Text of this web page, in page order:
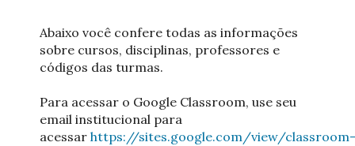
Abaixo você confere todas as informações
sobre cursos, disciplinas, professores e
códigos das turmas.
Para acessar o Google Classroom, use seu
email institucional para
acessar https://sites.google.com/view/classroom-